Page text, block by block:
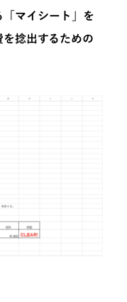
マイシート」を
捻出するための